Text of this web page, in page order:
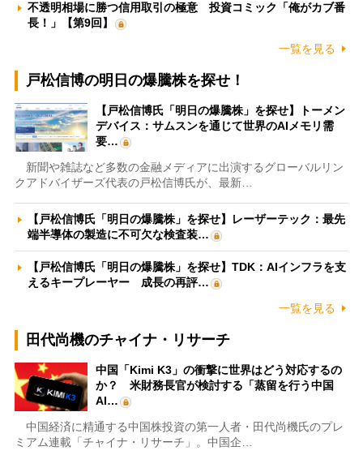
不透明相場に勝つ信用取引の極意 投資コミック「俺がカブ番
長！」【第9回】
一覧を見る
戸松信博の明日の爆騰株を探せ！
【戸松信博氏「明日の爆騰株」を探せ】トーメン
デバイス：サムスンを通じて世界のAIメモリ需
要…
新聞や雑誌など多数の金融メディアに出演するグローバルリン
クアドバイザーズ代表の戸松信博氏が、最新…
【戸松信博氏「明日の爆騰株」を探せ】レーザーテック：最先
端半導体の製造に不可欠な検査装…
【戸松信博氏「明日の爆騰株」を探せ】TDK：AIインフラを支
えるキープレーヤー 成長の再評…
一覧を見る
田代尚機のチャイナ・リサーチ
中国「Kimi K3」の衝撃に世界はどう対応するの
か？ 米財務長官が検討する「蒸留を行う中国
AI…
中国経済に精通する中国株投資の第一人者・田代尚機氏のプレ
ミアム連載「チャイナ・リサーチ」。中国企…